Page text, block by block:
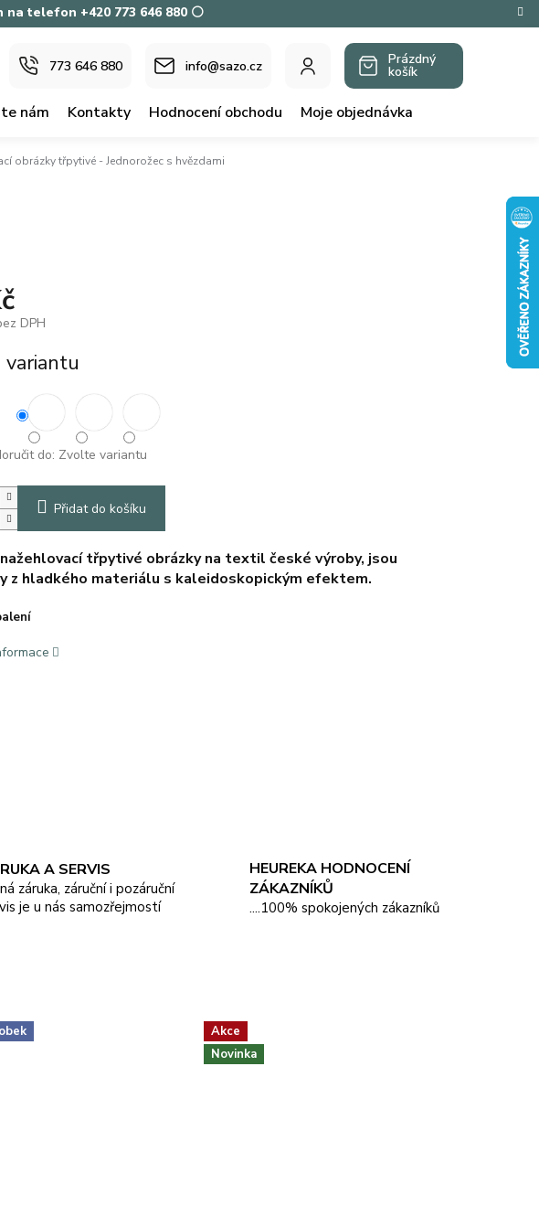
telefon +420 773 646 880 ⚪
773 646 880 info@sazo.cz
NÁKUPNÍ
Prázdný
košík
nám Kontakty Hodnocení obchodu Moje objednávka
obrázky třpytivé - Jednorožec s hvězdami
DPH
do: Zvolte variantu
Přidat do košíku
třpytivé obrázky na textil české výroby, jsou
z hladkého materiálu s kaleidoskopickým efektem.
A SERVIS
záruka, záruční i pozáruční
je u nás samozřejmostí
HEUREKA HODNOCENÍ
ZÁKAZNÍKŮ
....100% spokojených zákazníků
Akce
Novinka